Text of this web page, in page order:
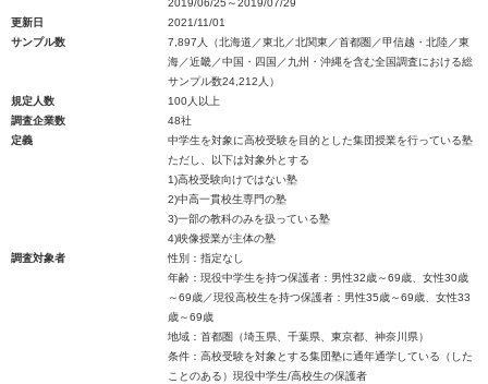
2019/06/25～2019/07/29
更新日
2021/11/01
サンプル数
7,897人（北海道／東北／北関東／首都圏／甲信越・北陸／東
海／近畿／中国・四国／九州・沖縄を含む全国調査における総
サンプル数24,212人）
規定人数
100人以上
調査企業数
48社
定義
中学生を対象に高校受験を目的とした集団授業を行っている塾
ただし、以下は対象外とする
1)高校受験向けではない塾
2)中高一貫校生専門の塾
3)一部の教科のみを扱っている塾
4)映像授業が主体の塾
調査対象者
性別：指定なし
年齢：現役中学生を持つ保護者：男性32歳～69歳、女性30歳
～69歳／現役高校生を持つ保護者：男性35歳～69歳、女性33
歳～69歳
地域：首都圏（埼玉県、千葉県、東京都、神奈川県）
条件：高校受験を対象とする集団塾に通年通学している（した
ことのある）現役中学生/高校生の保護者